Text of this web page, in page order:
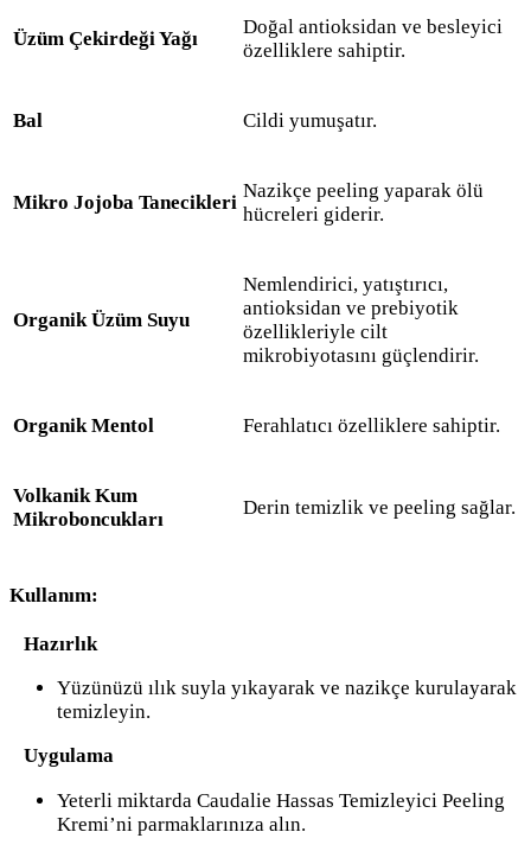
Üzüm Çekirdeği Yağı
Doğal antioksidan ve besleyici
özelliklere sahiptir.
Bal Cildi yumuşatır.
Mikro Jojoba Tanecikleri
Nazikçe peeling yaparak ölü
hücreleri giderir.
Organik Üzüm Suyu
Nemlendirici, yatıştırıcı,
antioksidan ve prebiyotik
özellikleriyle cilt
mikrobiyotasını güçlendirir.
Organik Mentol Ferahlatıcı özelliklere sahiptir.
Volkanik Kum
Mikroboncukları
Derin temizlik ve peeling sağlar.
Kullanım:
Hazırlık
Yüzünüzü ılık suyla yıkayarak ve nazikçe kurulayarak
temizleyin.
Uygulama
Yeterli miktarda Caudalie Hassas Temizleyici Peeling
Kremi’ni parmaklarınıza alın.